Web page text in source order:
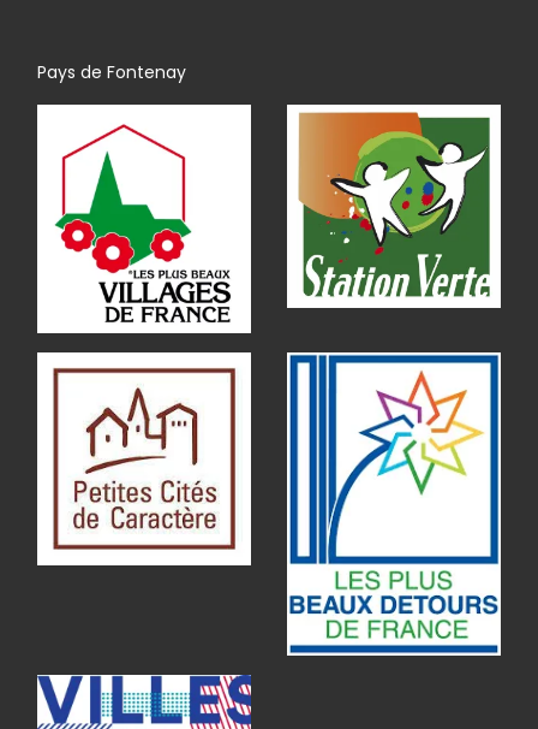
Pays de Fontenay